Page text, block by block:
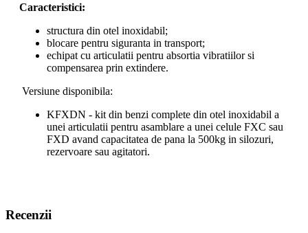
Caracteristici:
structura din otel inoxidabil;
blocare pentru siguranta in transport;
echipat cu articulatii pentru absortia vibratiilor si
compensarea prin extindere.
Versiune disponibila:
KFXDN - kit din benzi complete din otel inoxidabil a
unei articulatii pentru asamblare a unei celule FXC sau
FXD avand capacitatea de pana la 500kg in silozuri,
rezervoare sau agitatori.
Recenzii